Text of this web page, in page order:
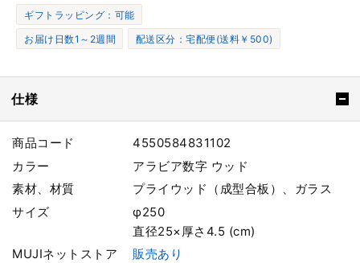
ギフトラッピング：可能
お届け日数1～2週間
配送区分：宅配便(送料￥500)
仕様
商品コード
4550584831102
カラー
アラビア数字 ウッド
素材、材質
プライウッド（成型合板）、ガラス
サイズ
φ250
直径25×厚さ4.5 (cm)
MUJIネットストア
販売あり